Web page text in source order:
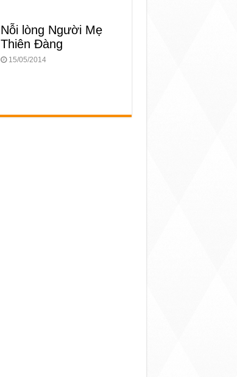
Nỗi lòng Người Mẹ
Thiên Đàng
15/05/2014